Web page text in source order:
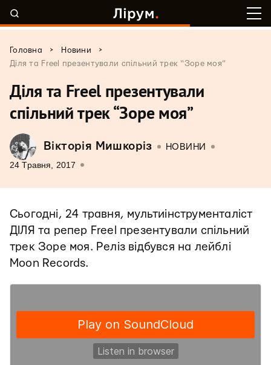
Головна > Новини
>
Діля та Freel презентували спільний трек “Зоре моя”
Діля та Freel презентували
спільний трек “Зоре моя”
Вікторія Мишкоріз НОВИНИ
24 Травня, 2017
Сьогодні, 24 травня, мультиінструменталіст
ДІЛЯ та репер Freel презентували спільний
трек Зоре моя. Реліз відбувся на лейблі
Moon Records.